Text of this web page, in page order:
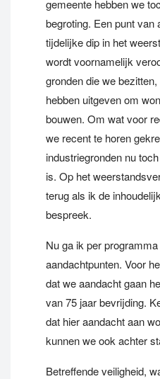
gemeente hebben we
begroting. Een punt van
tijdelijke dip in het
wordt voornamelijk
gronden die we
hebben uitgeven om
bouwen. Om wat voor
we recent te horen
industriegronden nu
is. Op het
terug als ik de
bespreek.
Nu ga ik per
aandachtpunten. Voor
dat we aandacht gaan
van 75 jaar bevrijding.
dat hier aandacht aan
kunnen we ook achter
Betreffende veiligheid,